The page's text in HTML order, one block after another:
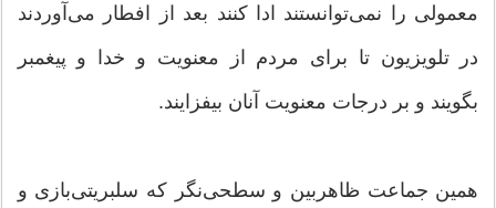
معمولی را نمی‌توانستند ادا کنند بعد از افطار می‌آوردند
در تلویزیون تا برای مردم از معنویت و خدا و پیغمبر
بگویند و بر درجات معنویت آنان بیفزایند.
همین جماعت ظاهربین و سطحی‌نگر که سلبریتی‌بازی و